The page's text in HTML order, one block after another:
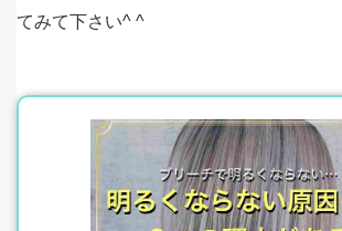
てみて下さい^ ^